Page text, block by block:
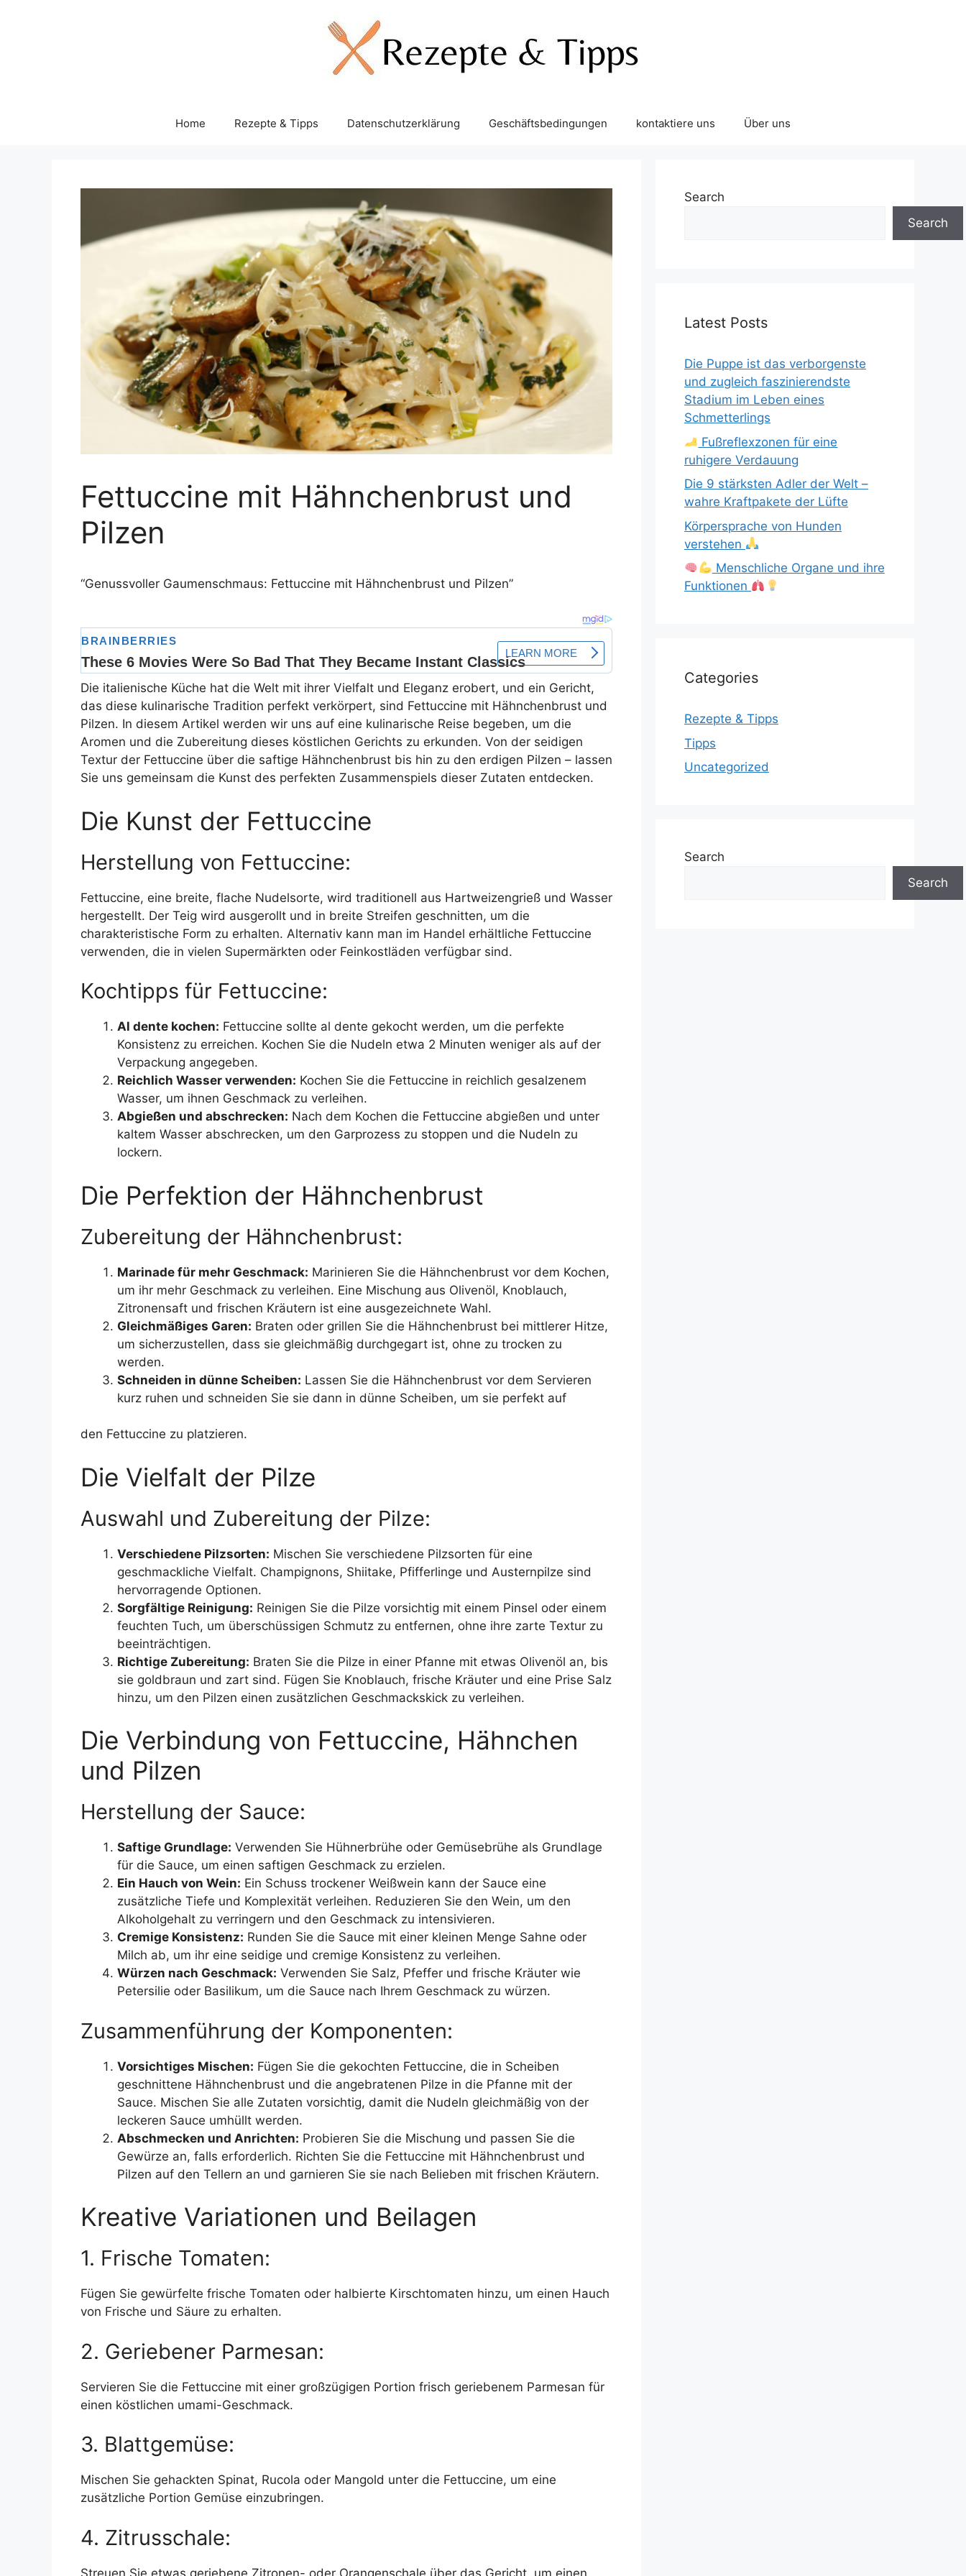
Home Rezepte & Tipps Datenschutzerklärung Geschäftsbedingungen kontaktiere uns Über uns
Fettuccine mit Hähnchenbrust und
Pilzen
“Genussvoller Gaumenschmaus: Fettuccine mit Hähnchenbrust und Pilzen”
Die italienische Küche hat die Welt mit ihrer Vielfalt und Eleganz erobert, und ein Gericht,
das diese kulinarische Tradition perfekt verkörpert, sind Fettuccine mit Hähnchenbrust und
Pilzen. In diesem Artikel werden wir uns auf eine kulinarische Reise begeben, um die
Aromen und die Zubereitung dieses köstlichen Gerichts zu erkunden. Von der seidigen
Textur der Fettuccine über die saftige Hähnchenbrust bis hin zu den erdigen Pilzen – lassen
Sie uns gemeinsam die Kunst des perfekten Zusammenspiels dieser Zutaten entdecken.
Die Kunst der Fettuccine
Herstellung von Fettuccine:
Fettuccine, eine breite, flache Nudelsorte, wird traditionell aus Hartweizengrieß und Wasser
hergestellt. Der Teig wird ausgerollt und in breite Streifen geschnitten, um die
charakteristische Form zu erhalten. Alternativ kann man im Handel erhältliche Fettuccine
verwenden, die in vielen Supermärkten oder Feinkostläden verfügbar sind.
Kochtipps für Fettuccine:
Al dente kochen: Fettuccine sollte al dente gekocht werden, um die perfekte
Konsistenz zu erreichen. Kochen Sie die Nudeln etwa 2 Minuten weniger als auf der
Verpackung angegeben.
Reichlich Wasser verwenden: Kochen Sie die Fettuccine in reichlich gesalzenem
Wasser, um ihnen Geschmack zu verleihen.
Abgießen und abschrecken: Nach dem Kochen die Fettuccine abgießen und unter
kaltem Wasser abschrecken, um den Garprozess zu stoppen und die Nudeln zu
lockern.
Die Perfektion der Hähnchenbrust
Zubereitung der Hähnchenbrust:
Marinade für mehr Geschmack: Marinieren Sie die Hähnchenbrust vor dem Kochen,
um ihr mehr Geschmack zu verleihen. Eine Mischung aus Olivenöl, Knoblauch,
Zitronensaft und frischen Kräutern ist eine ausgezeichnete Wahl.
Gleichmäßiges Garen: Braten oder grillen Sie die Hähnchenbrust bei mittlerer Hitze,
um sicherzustellen, dass sie gleichmäßig durchgegart ist, ohne zu trocken zu
werden.
Schneiden in dünne Scheiben: Lassen Sie die Hähnchenbrust vor dem Servieren
kurz ruhen und schneiden Sie sie dann in dünne Scheiben, um sie perfekt auf
den Fettuccine zu platzieren.
Die Vielfalt der Pilze
Auswahl und Zubereitung der Pilze:
Verschiedene Pilzsorten: Mischen Sie verschiedene Pilzsorten für eine
geschmackliche Vielfalt. Champignons, Shiitake, Pfifferlinge und Austernpilze sind
hervorragende Optionen.
Sorgfältige Reinigung: Reinigen Sie die Pilze vorsichtig mit einem Pinsel oder einem
feuchten Tuch, um überschüssigen Schmutz zu entfernen, ohne ihre zarte Textur zu
beeinträchtigen.
Richtige Zubereitung: Braten Sie die Pilze in einer Pfanne mit etwas Olivenöl an, bis
sie goldbraun und zart sind. Fügen Sie Knoblauch, frische Kräuter und eine Prise Salz
hinzu, um den Pilzen einen zusätzlichen Geschmackskick zu verleihen.
Die Verbindung von Fettuccine, Hähnchen
und Pilzen
Herstellung der Sauce:
Saftige Grundlage: Verwenden Sie Hühnerbrühe oder Gemüsebrühe als Grundlage
für die Sauce, um einen saftigen Geschmack zu erzielen.
Ein Hauch von Wein: Ein Schuss trockener Weißwein kann der Sauce eine
zusätzliche Tiefe und Komplexität verleihen. Reduzieren Sie den Wein, um den
Alkoholgehalt zu verringern und den Geschmack zu intensivieren.
Cremige Konsistenz: Runden Sie die Sauce mit einer kleinen Menge Sahne oder
Milch ab, um ihr eine seidige und cremige Konsistenz zu verleihen.
Würzen nach Geschmack: Verwenden Sie Salz, Pfeffer und frische Kräuter wie
Petersilie oder Basilikum, um die Sauce nach Ihrem Geschmack zu würzen.
Zusammenführung der Komponenten:
Vorsichtiges Mischen: Fügen Sie die gekochten Fettuccine, die in Scheiben
geschnittene Hähnchenbrust und die angebratenen Pilze in die Pfanne mit der
Sauce. Mischen Sie alle Zutaten vorsichtig, damit die Nudeln gleichmäßig von der
leckeren Sauce umhüllt werden.
Abschmecken und Anrichten: Probieren Sie die Mischung und passen Sie die
Gewürze an, falls erforderlich. Richten Sie die Fettuccine mit Hähnchenbrust und
Pilzen auf den Tellern an und garnieren Sie sie nach Belieben mit frischen Kräutern.
Kreative Variationen und Beilagen
1. Frische Tomaten:
Fügen Sie gewürfelte frische Tomaten oder halbierte Kirschtomaten hinzu, um einen Hauch
von Frische und Säure zu erhalten.
2. Geriebener Parmesan:
Servieren Sie die Fettuccine mit einer großzügigen Portion frisch geriebenem Parmesan für
einen köstlichen umami-Geschmack.
3. Blattgemüse:
Mischen Sie gehackten Spinat, Rucola oder Mangold unter die Fettuccine, um eine
zusätzliche Portion Gemüse einzubringen.
4. Zitrusschale:
Streuen Sie etwas geriebene Zitronen- oder Orangenschale über das Gericht, um einen
Search
Search
Latest Posts
Die Puppe ist das verborgenste
und zugleich faszinierendste
Stadium im Leben eines
Schmetterlings
Fußreflexzonen für eine
ruhigere Verdauung
Die 9 stärksten Adler der Welt –
wahre Kraftpakete der Lüfte
Körpersprache von Hunden
verstehen
Menschliche Organe und ihre
Funktionen
Categories
Rezepte & Tipps
Tipps
Uncategorized
Search
Search